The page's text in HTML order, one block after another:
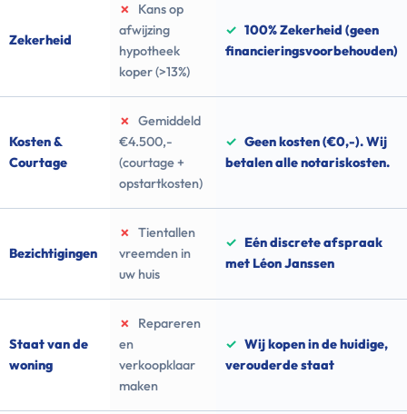
Zekerheid
✗
Kans op
afwijzing
hypotheek
koper (>13%)
✓ 100% Zekerheid (geen
financieringsvoorbehouden)
Kosten &
Courtage
✗
Gemiddeld
€4.500,-
(courtage +
opstartkosten)
✓ Geen kosten (€0,-). Wij
betalen alle notariskosten.
Bezichtigingen
✗
Tientallen
vreemden in
uw huis
✓ Eén discrete afspraak
met Léon Janssen
Staat van de
woning
✗
Repareren
en
verkoopklaar
maken
✓ Wij kopen in de huidige,
verouderde staat